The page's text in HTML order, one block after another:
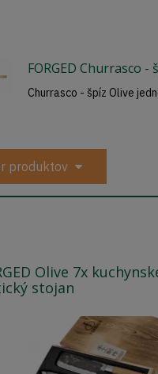
FORGED Churrasco -
Churrasco - špíz Olive
produktov
Olive 7x
stojan